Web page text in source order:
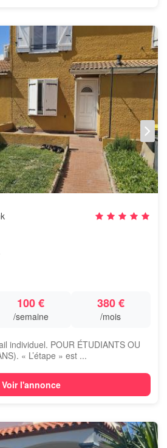
100 €
/semaine
380 €
/mois
individuel. POUR ÉTUDIANTS OU
« L’étape » est ...
Voir l'annonce